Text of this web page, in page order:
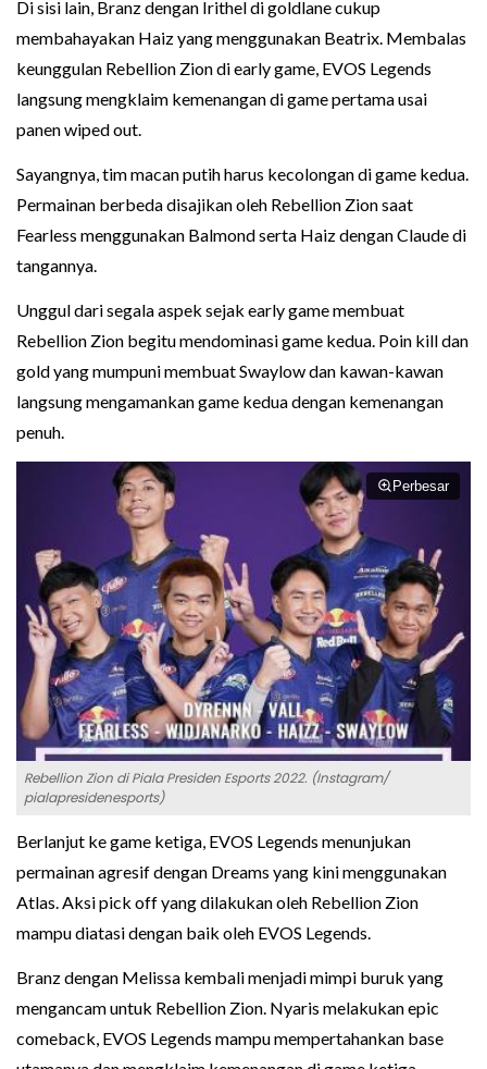
Di sisi lain, Branz dengan Irithel di goldlane cukup
membahayakan Haiz yang menggunakan Beatrix. Membalas
keunggulan Rebellion Zion di early game, EVOS Legends
langsung mengklaim kemenangan di game pertama usai
panen wiped out.
Sayangnya, tim macan putih harus kecolongan di game kedua.
Permainan berbeda disajikan oleh Rebellion Zion saat
Fearless menggunakan Balmond serta Haiz dengan Claude di
tangannya.
Unggul dari segala aspek sejak early game membuat
Rebellion Zion begitu mendominasi game kedua. Poin kill dan
gold yang mumpuni membuat Swaylow dan kawan-kawan
langsung mengamankan game kedua dengan kemenangan
penuh.
Perbesar
Rebellion Zion di Piala Presiden Esports 2022. (Instagram/
pialapresidenesports)
Berlanjut ke game ketiga, EVOS Legends menunjukan
permainan agresif dengan Dreams yang kini menggunakan
Atlas. Aksi pick off yang dilakukan oleh Rebellion Zion
mampu diatasi dengan baik oleh EVOS Legends.
Branz dengan Melissa kembali menjadi mimpi buruk yang
mengancam untuk Rebellion Zion. Nyaris melakukan epic
comeback, EVOS Legends mampu mempertahankan base